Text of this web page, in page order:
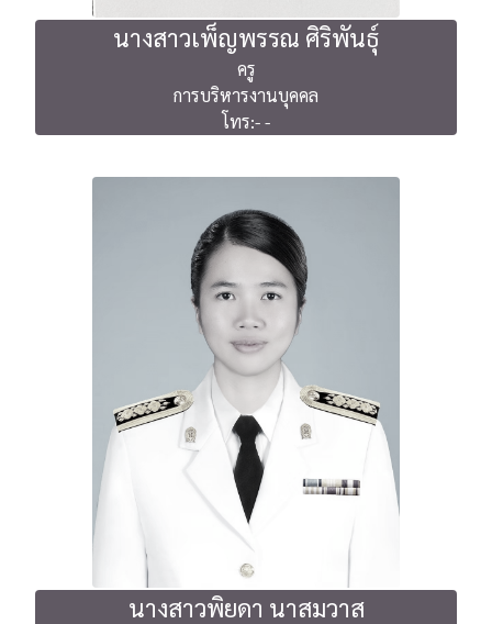
นางสาวเพ็ญพรรณ ศิริพันธุ์
ครู
การบริหารงานบุคคล
โทร:- -
นางสาวพิยดา นาสมวาส